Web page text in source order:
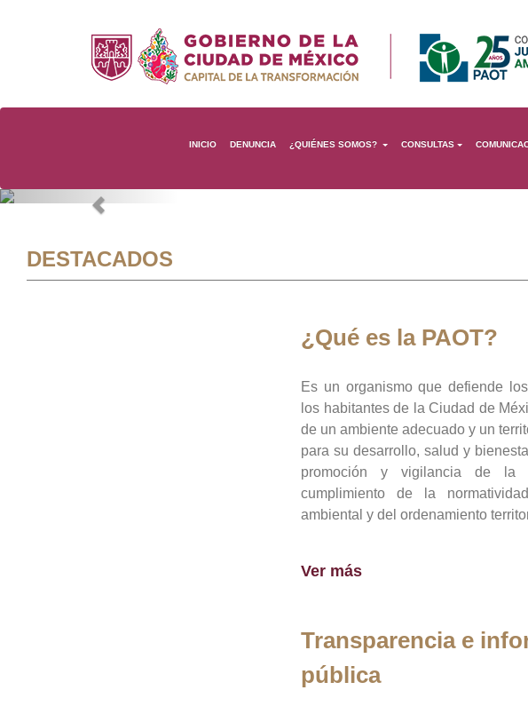
INICIO DENUNCIA ¿QUIÉNES SOMOS? CONSULTAS
Previous
DESTACADOS
¿Qué es la PAOT?
Es un organismo que defiende
los habitantes de la Ciudad de
de un ambiente adecuado y un
para su desarrollo, salud y
promoción y vigilancia de la
cumplimiento de la
ambiental y del ordenamiento
Ver más
Transparencia e
pública